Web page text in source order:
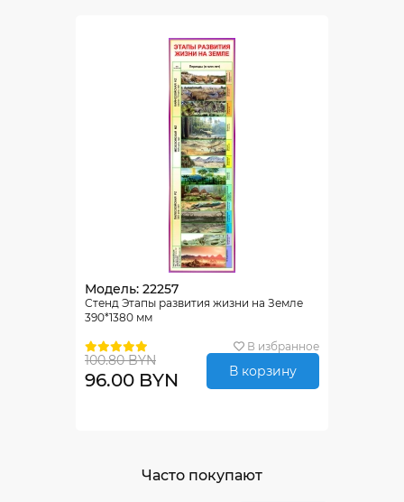
Модель: 22257
Стенд Этапы развития жизни на Земле
390*1380 мм
В избранное
100.80 BYN
96.00 BYN В корзину
Часто покупают